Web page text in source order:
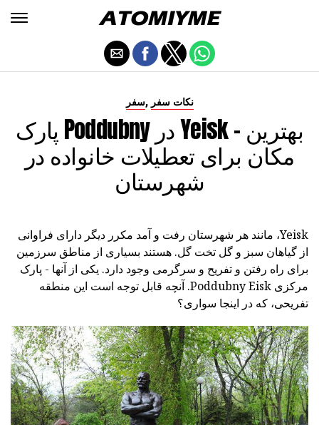
سفر, نکات سفر
پارک Poddubny در Yeisk - بهترین
مکان برای تعطیلات خانواده در
شهرستان
Yeisk، مانند هر شهرستان رفت و آمد مکرر دیگر دارای فراوانی
از گیاهان سبز و گل تخت گل. هستند بسیاری از مناطق سرزمین
برای راه رفتن و تفریح و سرگرمی وجود دارد. یکی از آنها - پارک
مرکزی Poddubny Eisk. آنچه قابل توجه است این منطقه
تفریحی، که در اینجا سواری؟